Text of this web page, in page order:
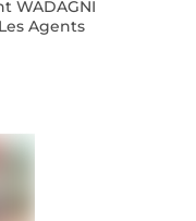
WADAGNI
Agents